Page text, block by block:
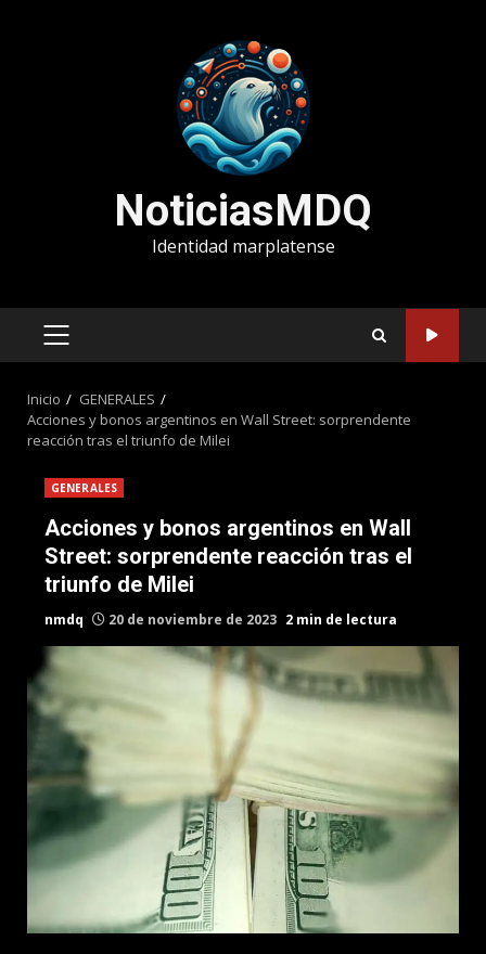
NoticiasMDQ
Identidad marplatense
MENÚ
Inicio
GENERALES
Acciones y bonos argentinos en Wall Street: sorprendente
reacción tras el triunfo de Milei
GENERALES
Acciones y bonos argentinos en Wall
Street: sorprendente reacción tras el
triunfo de Milei
nmdq 20 de noviembre de 2023 2 min de lectura